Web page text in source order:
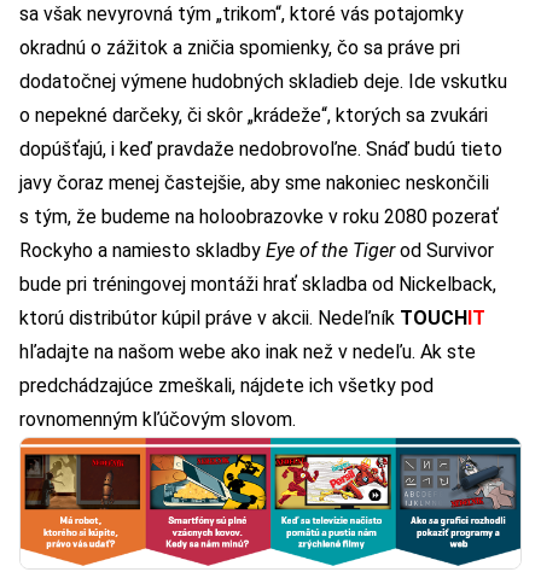
sa však nevyrovná tým „trikom“, ktoré vás potajomky
okradnú o zážitok a zničia spomienky, čo sa práve pri
dodatočnej výmene hudobných skladieb deje. Ide vskutku
o nepekné darčeky, či skôr „krádeže“, ktorých sa zvukári
dopúšťajú, i keď pravdaže nedobrovoľne. Snáď budú tieto
javy čoraz menej častejšie, aby sme nakoniec neskončili
s tým, že budeme na holoobrazovke v roku 2080 pozerať
Rockyho a namiesto skladby Eye of the Tigerod Survivor
bude pri tréningovej montáži hrať skladba od Nickelback,
ktorú distribútor kúpil práve v akcii. Nedeľník TOUCHIT
hľadajte na našom webe ako inak než v nedeľu. Ak ste
predchádzajúce zmeškali, nájdete ich všetky pod
rovnomenným kľúčovým slovom.